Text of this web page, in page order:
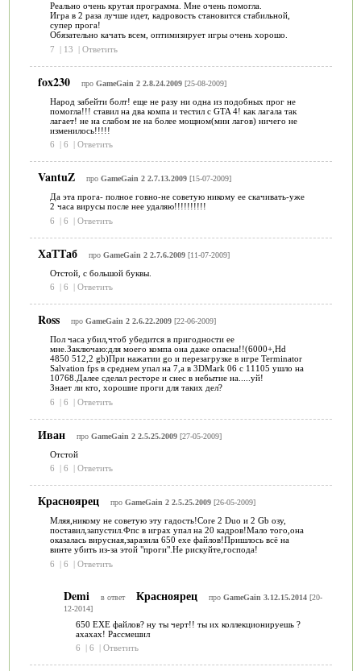
Реально очень крутая программа. Мне очень помогла.
Игра в 2 раза лучше идет, кадровость становится стабильной,
супер прога!
Обязательно качать всем, оптимизирует игры очень хорошо.
7
| 13 | Ответить
fox230 про GameGain 2 2.8.24.2009[25-08-2009]
Народ забейти болт! еще не разу ни одна из подобных прог не
помогла!!! ставил на два компа и тестил с GTA 4! как лагала так
лагает! не на слабом не на более мощном(мин лагов) ничего не
изменилось!!!!!
6
| 6 | Ответить
VantuZ про GameGain 2 2.7.13.2009[15-07-2009]
Да эта прога- полное говно-не советую никому ее скачивать-уже
2 часа вирусы после нее удаляю!!!!!!!!!!
6
| 6 | Ответить
ХаТТаб про GameGain 2 2.7.6.2009[11-07-2009]
Отстой, с большой буквы.
6
| 6 | Ответить
Ross про GameGain 2 2.6.22.2009[22-06-2009]
Пол часа убил,чтоб убедится в пригодности ее
мне.Заключаю:для моего компа она даже опасна!!(6000+,Hd
4850 512,2 gb)При нажатии go и перезагрузке в игре Terminator
Salvation fps в среднем упал на 7,а в 3DMark 06 с 11105 ушло на
10768.Далее сделал ресторе и снес в небытие на.....уй!
Знает ли кто, хорошие проги для таких дел?
6
| 6 | Ответить
Иван про GameGain 2 2.5.25.2009[27-05-2009]
Отстой
6
| 6 | Ответить
Красноярец про GameGain 2 2.5.25.2009[26-05-2009]
Мляя,никому не советую эту гадость!Core 2 Duo и 2 Gb озу,
поставил,запустил.Фпс в играх упал на 20 кадров!Мало того,она
оказалась вирусная,заразила 650 exe файлов!Пришлось всё на
винте убить из-за этой "проги".Не рискуйте,господа!
6
| 6 | Ответить
Demi в ответ Красноярец про GameGain 3.12.15.2014[20-
12-2014]
650 EXE файлов? ну ты черт!! ты их коллекционируешь ?
ахахах! Рассмешил
6
| 6 | Ответить